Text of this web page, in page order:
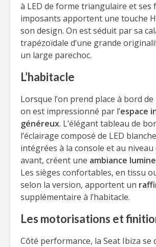
à LED de forme triangulaire et ses
imposants apportent une touche
son design. On est séduit par sa
trapézoïdale d’une grande
un large parechoc.
L’habitacle
Lorsque l’on prend place à bord de
on est impressionné par l’espace
généreux. L’élégant tableau de
l’éclairage composé de LED
intégrées à la console et au
avant, créent une ambiance
Les sièges confortables, en tissu
selon la version, apportent un
supplémentaire à l’habitacle.
Les motorisations et
Côté performance, la Seat Ibiza se